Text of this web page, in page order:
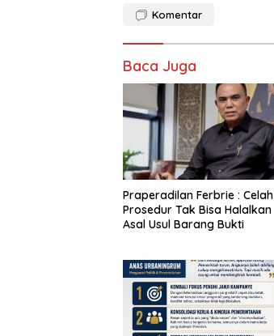
Komentar
Baca Juga
Praperadilan Ferbrie : Celah
Prosedur Tak Bisa Halalkan
Asal Usul Barang Bukti